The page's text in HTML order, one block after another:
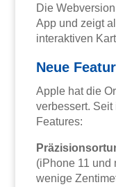
Die
App und zeigt
interaktiven
Neue
Apple hat die
verbessert.
Features:
(iPhone 11 und
wenige